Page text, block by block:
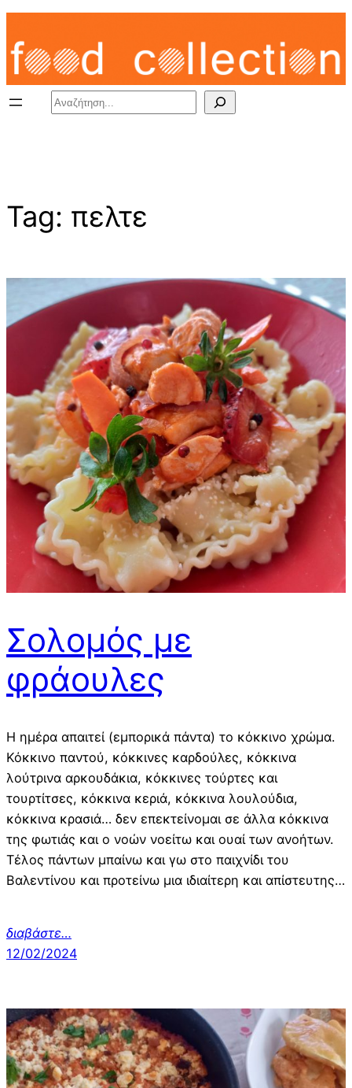
Skip
content
Search
Tag: πελτε
Σολομός με
φράουλες
Η ημέρα απαιτεί (εμπορικά πάντα) το κόκκινο χρώμα.
Κόκκινο παντού, κόκκινες καρδούλες, κόκκινα
λούτρινα αρκουδάκια, κόκκινες τούρτες και
τουρτίτσες, κόκκινα κεριά, κόκκινα λουλούδια,
κόκκινα κρασιά… δεν επεκτείνομαι σε άλλα κόκκινα
της φωτιάς και ο νοών νοείτω και ουαί των ανοήτων.
Τέλος πάντων μπαίνω και γω στο παιχνίδι του
Βαλεντίνου και προτείνω μια ιδιαίτερη και απίστευτης…
διαβάστε…
12/02/2024